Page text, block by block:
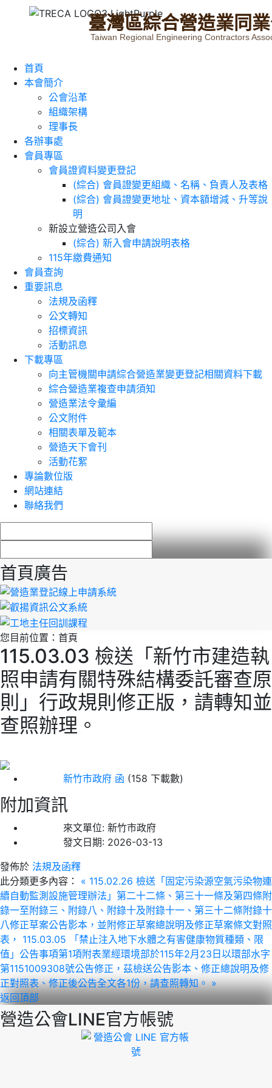
臺灣區綜合營造業同業
Taiwan Regional Engineering Contractors
首頁
本會簡介
公會沿革
組織架構
理事長
各辦事處
會員專區
會員證資料變更登記
(綜合) 會員證變更組織、名稱、負責人及表格
(綜合) 會員證變更地址、資本額增減、升等說
明
新設立營造公司入會
(綜合) 新入會申請說明表格
115年繳費通知
會員查詢
重要訊息
法規及函釋
公文轉知
招標資訊
活動訊息
下載專區
向主管機關申請綜合營造業變更登記相關資料下載
綜合營造業複查申請須知
營造業法令彙編
公文附件
相關表單及範本
營造天下會刊
活動花絮
專論數位版
網站連結
聯絡我們
首頁廣告
您目前位置： 首頁
115.03.03 檢送「新竹市建造執
照申請有關特殊結構委託審查原
則」行政規則修正版，請轉知並
查照辦理。
新竹市政府 函 (158 下載數)
附加資訊
來文單位: 新竹市政府
發文日期: 2026-03-13
發佈於 法規及函釋
此分類更多內容：
« 115.02.26 檢送「固定污染源空氣污染物連
續自動監測設施管理辦法」第二十二條、第三十一條及第四條附
錄一至附錄三、附錄八、附錄十及附錄十一、第三十二條附錄十
八修正草案公告影本，並附修正草案總說明及修正草案條文對照
表， 115.03.05 「禁止注入地下水體之有害健康物質種類、限
值」公告事項第1項附表業經環境部於115年2月23日以環部水字
第1151009308號公告修正，茲檢送公告影本、修正總說明及修
正對照表、修正後公告全文各1份，請查照轉知。 »
返回頂部
營造公會LINE官方帳號